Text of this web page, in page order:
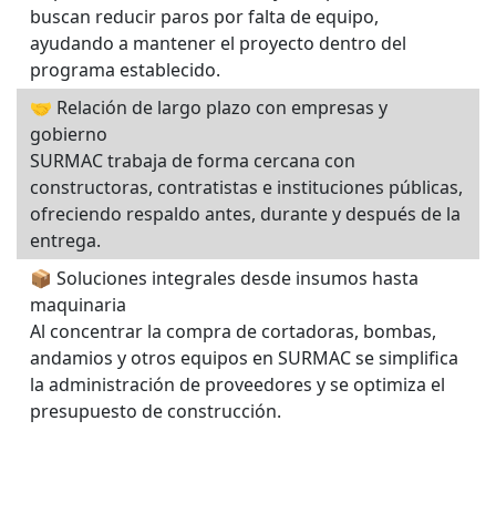
buscan reducir paros por falta de equipo,
ayudando a mantener el proyecto dentro del
programa establecido.
🤝 Relación de largo plazo con empresas y
gobierno
SURMAC trabaja de forma cercana con
constructoras, contratistas e instituciones públicas,
ofreciendo respaldo antes, durante y después de la
entrega.
📦 Soluciones integrales desde insumos hasta
maquinaria
Al concentrar la compra de cortadoras, bombas,
andamios y otros equipos en SURMAC se simplifica
la administración de proveedores y se optimiza el
presupuesto de construcción.